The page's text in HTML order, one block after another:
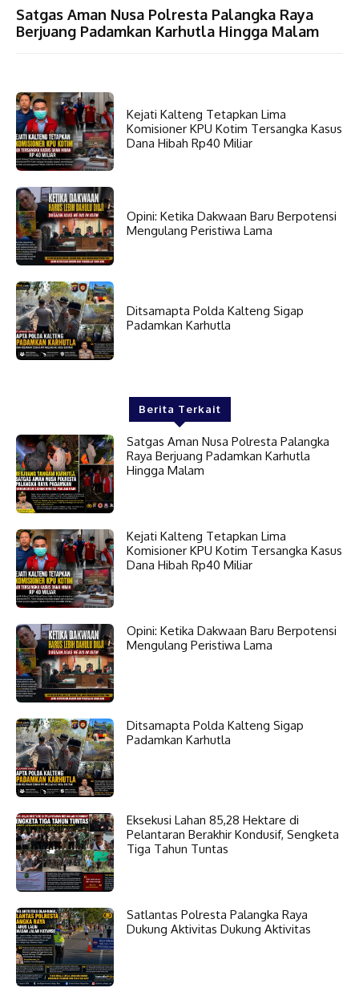
Satgas Aman Nusa Polresta Palangka Raya
Berjuang Padamkan Karhutla Hingga Malam
Kejati Kalteng Tetapkan Lima
Komisioner KPU Kotim Tersangka Kasus
Dana Hibah Rp40 Miliar
Opini: Ketika Dakwaan Baru Berpotensi
Mengulang Peristiwa Lama
Ditsamapta Polda Kalteng Sigap
Padamkan Karhutla
Berita Terkait
Satgas Aman Nusa Polresta Palangka
Raya Berjuang Padamkan Karhutla
Hingga Malam
Kejati Kalteng Tetapkan Lima
Komisioner KPU Kotim Tersangka Kasus
Dana Hibah Rp40 Miliar
Opini: Ketika Dakwaan Baru Berpotensi
Mengulang Peristiwa Lama
Ditsamapta Polda Kalteng Sigap
Padamkan Karhutla
Eksekusi Lahan 85,28 Hektare di
Pelantaran Berakhir Kondusif, Sengketa
Tiga Tahun Tuntas
Satlantas Polresta Palangka Raya
Dukung Aktivitas Dukung Aktivitas